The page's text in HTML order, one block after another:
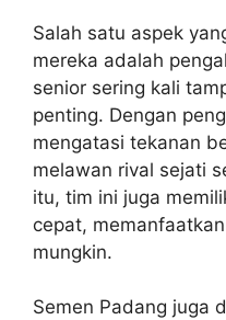
Salah satu aspek
mereka adalah
senior sering kali
penting. Dengan
mengatasi tekanan
melawan rival sejati
itu, tim ini juga
cepat,
mungkin.
Semen Padang juga